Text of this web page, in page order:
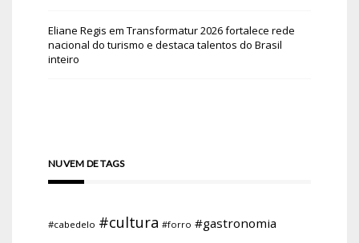
Eliane Regis em Transformatur 2026 fortalece rede
nacional do turismo e destaca talentos do Brasil
inteiro
NUVEM DE TAGS
#cabedelo #cultura #forro #gastronomia